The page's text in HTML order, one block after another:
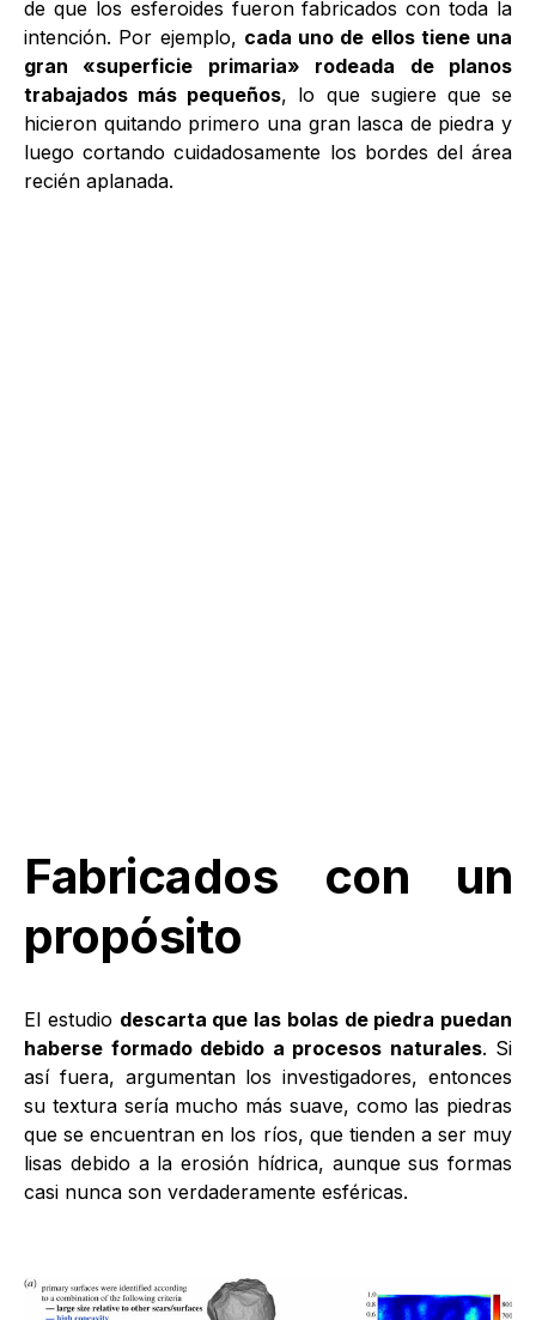
de que los esferoides fueron fabricados con toda la
intención. Por ejemplo, cada uno de ellos tiene una
gran «superficie primaria» rodeada de planos
trabajados más pequeños, lo que sugiere que se
hicieron quitando primero una gran lasca de piedra y
luego cortando cuidadosamente los bordes del área
recién aplanada.
Fabricados con un
propósito
El estudio descarta que las bolas de piedra puedan
haberse formado debido a procesos naturales. Si
así fuera, argumentan los investigadores, entonces
su textura sería mucho más suave, como las piedras
que se encuentran en los ríos, que tienden a ser muy
lisas debido a la erosión hídrica, aunque sus formas
casi nunca son verdaderamente esféricas.